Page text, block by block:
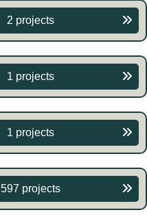
2 projects
1 projects
1 projects
597 projects